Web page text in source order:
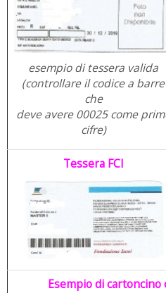
esempio di tessera valida
(controllare il codice a barre
che
deve avere 00025 come
cifre)
Tessera FCI
Esempio di